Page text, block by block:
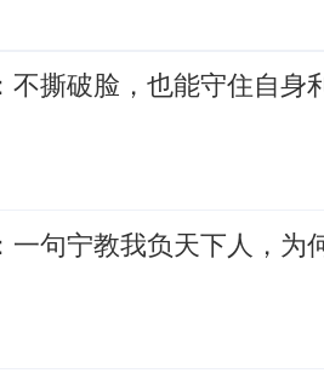
不撕破脸，也能守住自身
一句宁教我负天下人，为